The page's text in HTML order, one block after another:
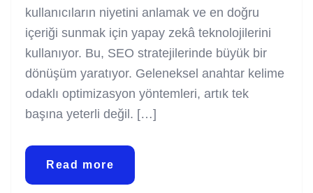
kullanıcıların niyetini anlamak ve en doğru
içeriği sunmak için yapay zekâ teknolojilerini
kullanıyor. Bu, SEO stratejilerinde büyük bir
dönüşüm yaratıyor. Geleneksel anahtar kelime
odaklı optimizasyon yöntemleri, artık tek
başına yeterli değil. […]
Read more